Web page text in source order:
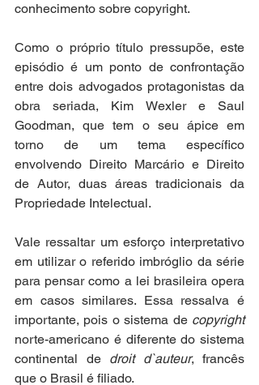
conhecimento sobre copyright.
Como o próprio título pressupõe, este
episódio é um ponto de confrontação
entre dois advogados protagonistas da
obra seriada, Kim Wexler e Saul
Goodman, que tem o seu ápice em
torno de um tema específico
envolvendo Direito Marcário e Direito
de Autor, duas áreas tradicionais da
Propriedade Intelectual.
Vale ressaltar um esforço interpretativo
em utilizar o referido imbróglio da série
para pensar como a lei brasileira opera
em casos similares. Essa ressalva é
importante, pois o sistema de copyright
norte-americano é diferente do sistema
continental de droit d`auteur, francês
que o Brasil é filiado.